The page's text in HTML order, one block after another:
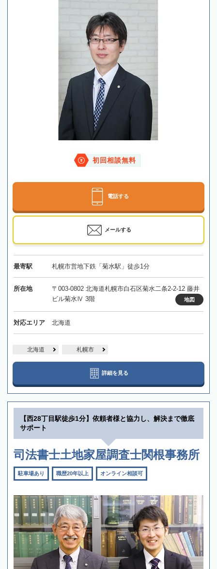
初回相談無料
電話する
メールする
最寄駅 札幌市営地下鉄「菊水駅」徒歩1分
所在地
〒003-0802 北海道札幌市白石区菊水二条2-2-12 藤井
ビル菊水Ⅳ 3階
地図
対応エリア 北海道
北海道 札幌市
詳細を見る
【西28丁目駅徒歩1分】依頼者様と協力し、解決まで徹底
サポート
司法書士土地家屋調査士関根事務所
駐車場あり 職歴20年以上 オンライン相談可